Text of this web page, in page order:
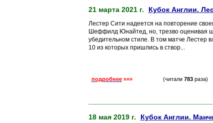
21 марта 2021 г. Кубок Англии.
Лестер Сити надеется на повторение
Шеффилд Юнайтед, но, трезво оценивая
убедительном стиле. В том матче Лестер
10 из которых пришлись в створ...
подробнее »»» (читали 783раза)
18 мая 2019 г. Кубок Англии.